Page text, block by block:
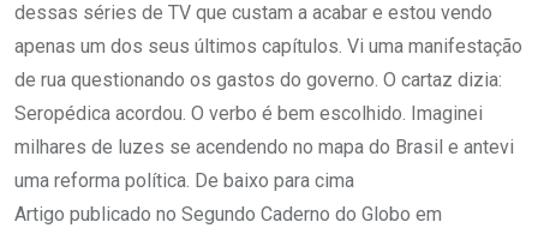
dessas séries de TV que custam a acabar e estou vendo
apenas um dos seus últimos capítulos. Vi uma manifestação
de rua questionando os gastos do governo. O cartaz dizia:
Seropédica acordou. O verbo é bem escolhido. Imaginei
milhares de luzes se acendendo no mapa do Brasil e antevi
uma reforma política. De baixo para cima
Artigo publicado no Segundo Caderno do Globo em